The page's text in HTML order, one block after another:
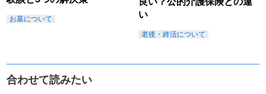
お墓について
い
老後・終活について
合わせて読みたい